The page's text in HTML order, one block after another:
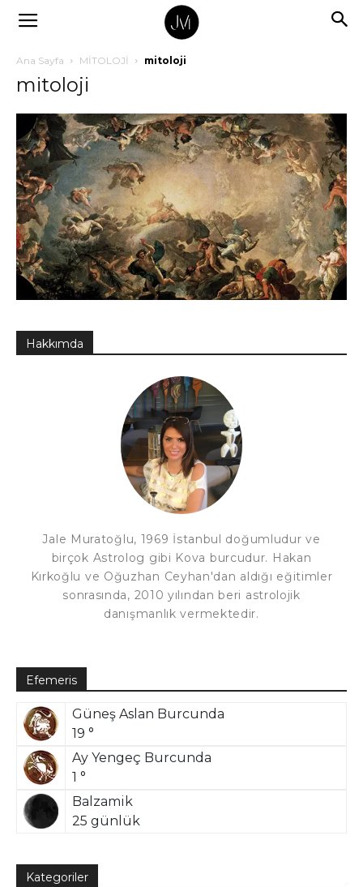
Ana Sayfa MİTOLOJİ mitoloji
mitoloji
Hakkımda
Jale Muratoğlu, 1969 İstanbul doğumludur ve
birçok Astrolog gibi Kova burcudur. Hakan
Kırkoğlu ve Oğuzhan Ceyhan'dan aldığı eğitimler
sonrasında, 2010 yılından beri astrolojik
danışmanlık vermektedir.
Efemeris
Güneş Aslan Burcunda
19 °
Ay Yengeç Burcunda
1 °
Balzamik
25 günlük
Kategoriler